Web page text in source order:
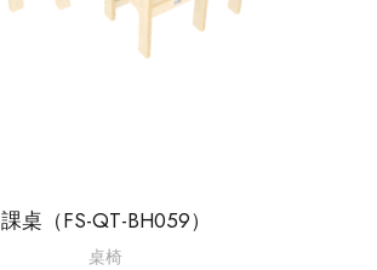
課桌（FS-QT-BH059）
桌椅